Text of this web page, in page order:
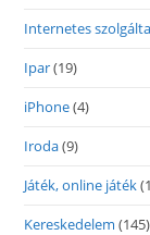
Internetes
Ipar(19)
iPhone(4)
Iroda(9)
Játék, online játék
Kereskedelem (145)